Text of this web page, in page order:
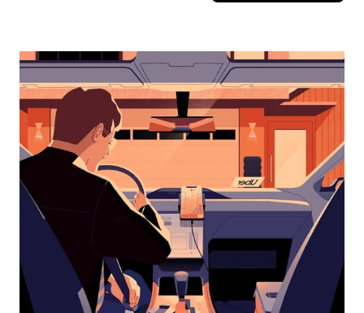
مفتاح
للأسفل
لاستخدام
التقويم
التاريخ.
اضغط
على
زر
الخروج
لإغلاق
التقويم.